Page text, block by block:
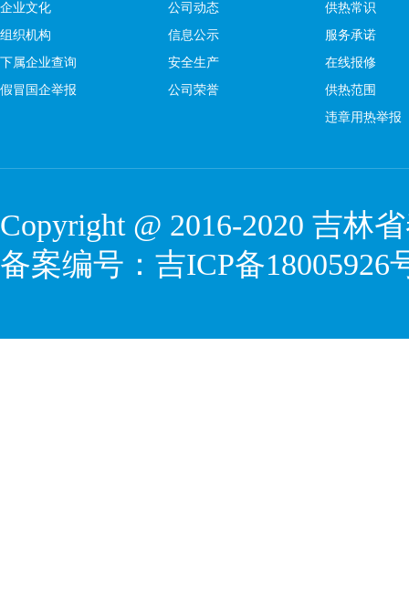
企业文化
组织机构
下属企业查询
假冒国企举报
公司动态
信息公示
安全生产
公司荣誉
供热常识
服务承诺
在线报修
供热范围
违章用热举报
Copyright @ 2016-2020 吉林
备案编号： 吉ICP备18005926